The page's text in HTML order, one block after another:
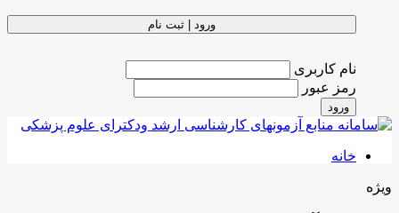
ورود | ثبت نام
نام کاربری
رمز عبور
ورود
خانه
ویژه